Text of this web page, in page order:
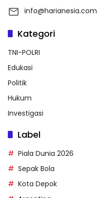
info@harianesia.com
Kategori
TNI-POLRI
Edukasi
Politik
Hukum
Investigasi
Label
Piala Dunia 2026
Sepak Bola
Kota Depok